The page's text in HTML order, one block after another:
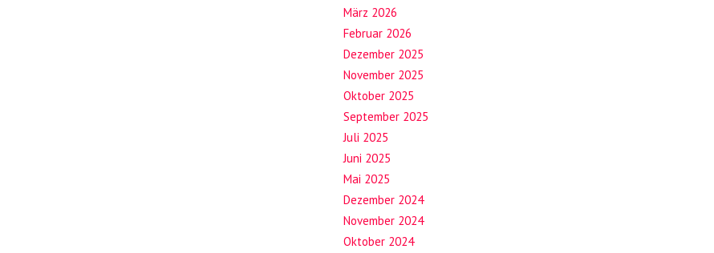
März 2026
Februar 2026
Dezember 2025
November 2025
Oktober 2025
September 2025
Juli 2025
Juni 2025
Mai 2025
Dezember 2024
November 2024
Oktober 2024